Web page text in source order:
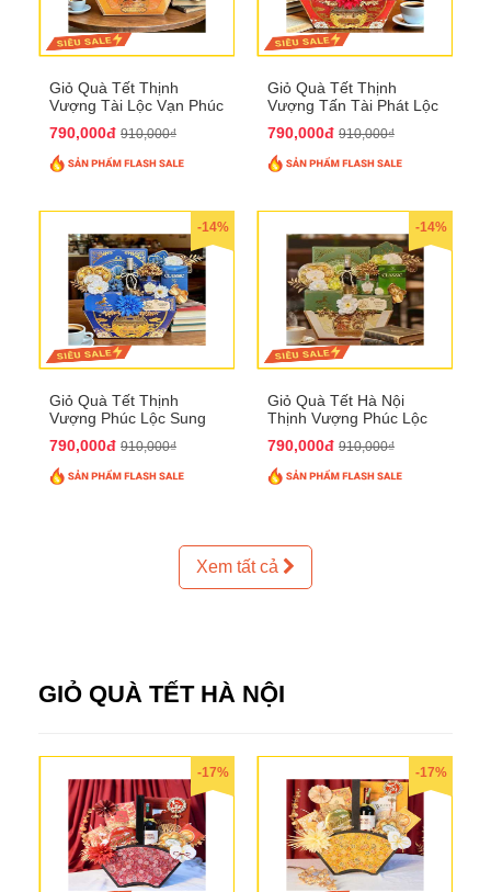
Giỏ Quà Tết Thịnh
Vượng Tài Lộc Vạn Phúc
790,000đ 910,000₫
Giỏ Quà Tết Thịnh
Vượng Tấn Tài Phát Lộc
790,000đ 910,000₫
-14%
Giỏ Quà Tết Thịnh
Vượng Phúc Lộc Sung
790,000đ 910,000₫
-14%
Giỏ Quà Tết Hà Nội
Thịnh Vượng Phúc Lộc
790,000đ 910,000₫
Xem tất cả
GIỎ QUÀ TẾT HÀ NỘI
-17% -17%